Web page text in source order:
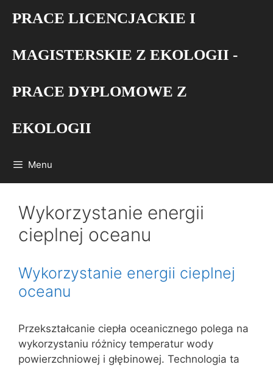
PRACE LICENCJACKIE I
MAGISTERSKIE Z EKOLOGII -
PRACE DYPLOMOWE Z
EKOLOGII
Menu
Wykorzystanie energii
cieplnej oceanu
Wykorzystanie energii cieplnej
oceanu
Przekształcanie ciepła oceanicznego polega na
wykorzystaniu różnicy temperatur wody
powierzchniowej i głębinowej. Technologia ta